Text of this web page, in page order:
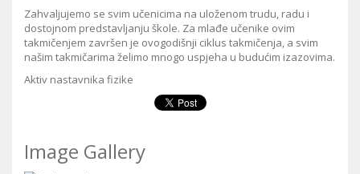
Zahvaljujemo se svim učenicima na uloženom trudu, radu i
dostojnom predstavljanju škole. Za mlađe učenike ovim
takmičenjem završen je ovogodišnji ciklus takmičenja, a svim
našim takmičarima želimo mnogo uspjeha u budućim izazovima.
Aktiv nastavnika fizike
Image Gallery